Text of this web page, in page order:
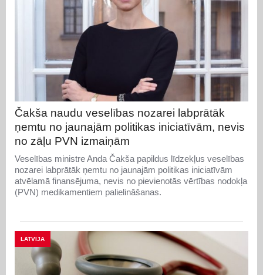
Čakša naudu veselības nozarei labprātāk
ņemtu no jaunajām politikas iniciatīvām, nevis
no zāļu PVN izmaiņām
Veselības ministre Anda Čakša papildus līdzekļus veselības
nozarei labprātāk ņemtu no jaunajām politikas iniciatīvām
atvēlamā finansējuma, nevis no pievienotās vērtības nodokļa
(PVN) medikamentiem palielināšanas.
LATVIJA